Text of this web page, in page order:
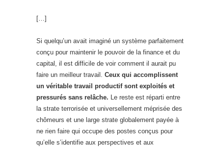
[…]
Si quelqu’un avait imaginé un système parfaitement
conçu pour maintenir le pouvoir de la finance et du
capital, il est difficile de voir comment il aurait pu
faire un meilleur travail. Ceux qui accomplissent
un véritable travail productif sont exploités et
pressurés sans relâche. Le reste est réparti entre
la strate terrorisée et universellement méprisée des
chômeurs et une large strate globalement payée à
ne rien faire qui occupe des postes conçus pour
qu’elle s’identifie aux perspectives et aux